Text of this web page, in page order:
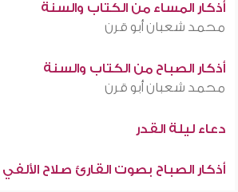
أذكار المساء من الكتاب والسنة
محمد شعبان أبو قرن
أذكار الصباح من الكتاب والسنة
محمد شعبان أبو قرن
دعاء ليلة القدر
أذكار الصباح بصوت القارئ صلاح الألفي